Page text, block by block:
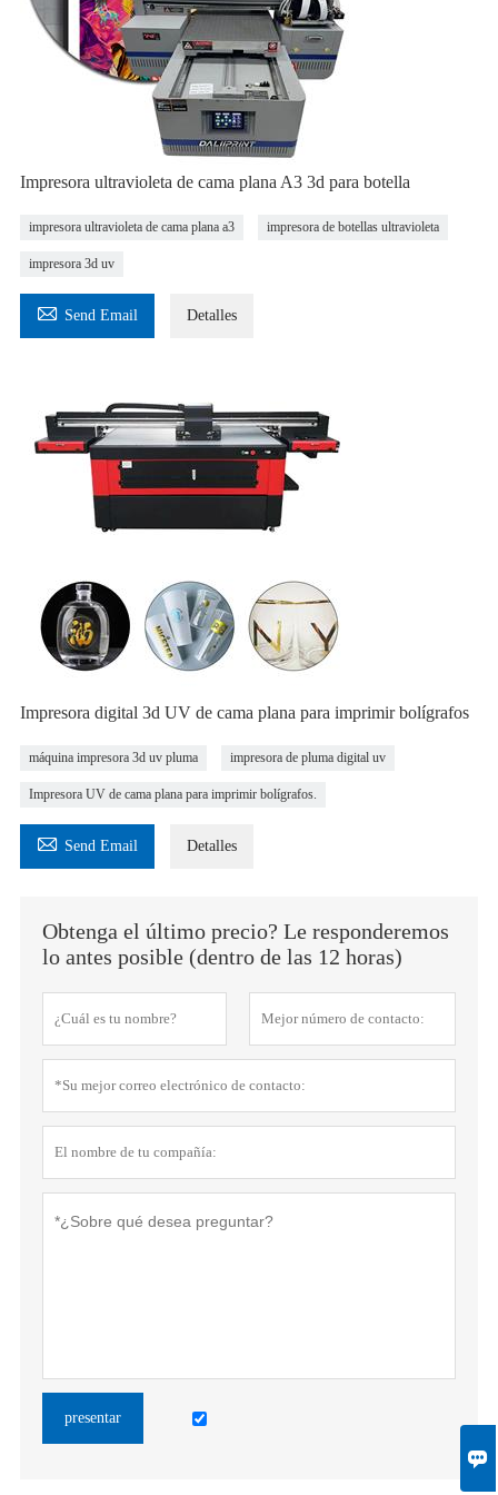

Impresora ultravioleta de cama plana A3 3d para botella
impresora ultravioleta de cama plana a3 impresora de botellas ultravioleta
impresora 3d uv
 Send Email Detalles
Impresora digital 3d UV de cama plana para imprimir bolígrafos
máquina impresora 3d uv pluma impresora de pluma digital uv
Impresora UV de cama plana para imprimir bolígrafos.
 Send Email Detalles
Obtenga el último precio? Le responderemos
lo antes posible (dentro de las 12 horas)
presentar